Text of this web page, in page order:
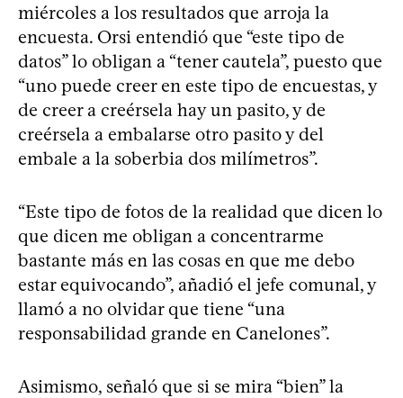
miércoles a los resultados que arroja la
encuesta. Orsi entendió que “este tipo de
datos” lo obligan a “tener cautela”, puesto que
“uno puede creer en este tipo de encuestas, y
de creer a creérsela hay un pasito, y de
creérsela a embalarse otro pasito y del
embale a la soberbia dos milímetros”.
“Este tipo de fotos de la realidad que dicen lo
que dicen me obligan a concentrarme
bastante más en las cosas en que me debo
estar equivocando”, añadió el jefe comunal, y
llamó a no olvidar que tiene “una
responsabilidad grande en Canelones”.
Asimismo, señaló que si se mira “bien” la